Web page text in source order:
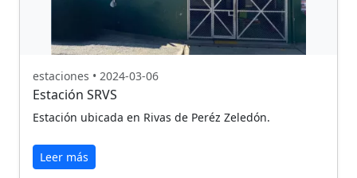
estaciones • 2024-03-06
Estación SRVS
Estación ubicada en Rivas de Peréz Zeledón.
Leer más